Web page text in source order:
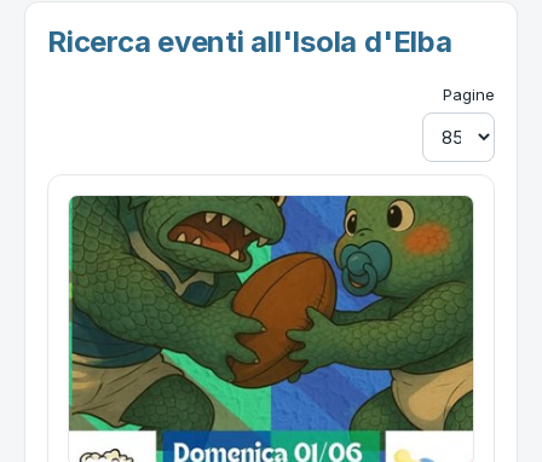
Ricerca eventi all'Isola d'Elba
Pagine